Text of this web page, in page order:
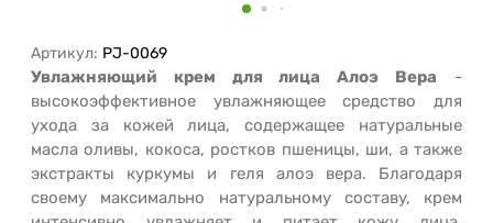
Артикул: PJ-0069
Увлажняющий крем для лица Алоэ Вера -
высокоэффективное увлажняющее средство для
ухода за кожей лица, содержащее натуральные
масла оливы, кокоса, ростков пшеницы, ши, а также
экстракты куркумы и геля алоэ вера. Благодаря
своему максимально натуральному составу, крем